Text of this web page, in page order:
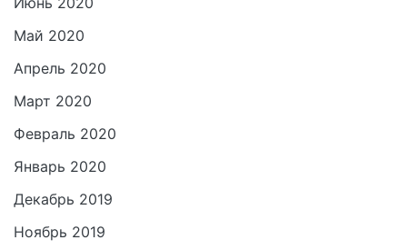
Май 2020
Апрель 2020
Март 2020
Февраль 2020
Январь 2020
Декабрь 2019
Ноябрь 2019